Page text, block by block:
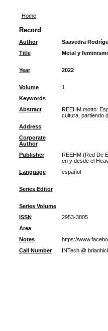
Home
Record
Author
Saavedra
Title
Metal y
Year 2022
Volume
1
Keywords
Abstract
REEHM motto:
cultura, partiendo
Address
Corporate
Author
Publisher
REEHM (Red De
en y desde el
Language español
Series Editor
Series Volume
ISSN
2953-3805
Area
Notes
https://
Call Number
INTech @